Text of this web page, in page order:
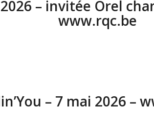
2026 – invitée Orel
www.rqc.be
– 7 mai 2026 –